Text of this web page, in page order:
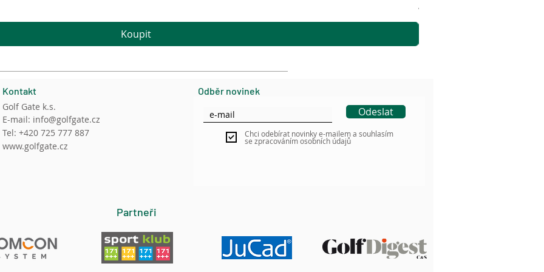
Koupit
včetně DPH
Kontakt
Golf Gate k.s.
E-mail: info@golfgate.cz
Tel: +420 725 777 887
www.golfgate.cz
Odběr novinek
Odeslat
Chci odebírat novinky e-mailem a souhlasím
se zpracováním osobních údajů
Partneři